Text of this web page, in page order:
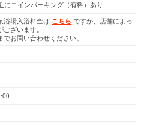
にコインパーキング（有料）あり
浴場入浴料金は こちら ですが、店舗によっ
ございます。
でお問い合わせください。